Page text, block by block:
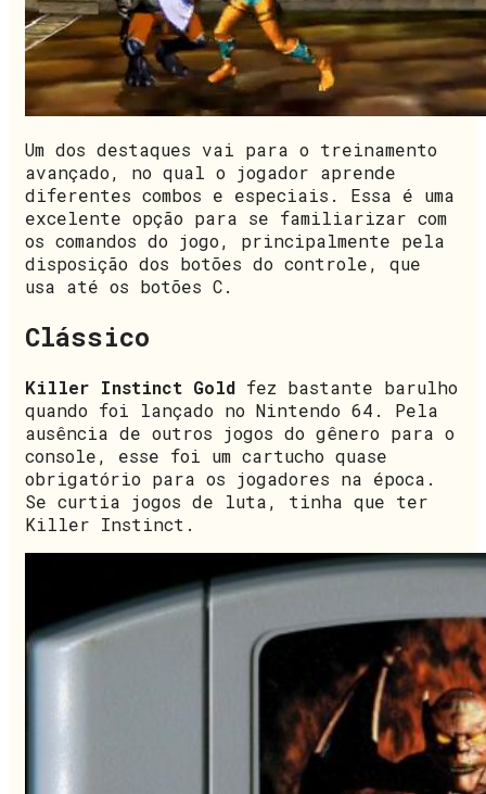
Um dos destaques vai para o treinamento
avançado, no qual o jogador aprende
diferentes combos e especiais. Essa é uma
excelente opção para se familiarizar com
os comandos do jogo, principalmente pela
disposição dos botões do controle, que
usa até os botões C.
Clássico
Killer Instinct Gold fez bastante barulho
quando foi lançado no Nintendo 64. Pela
ausência de outros jogos do gênero para o
console, esse foi um cartucho quase
obrigatório para os jogadores na época.
Se curtia jogos de luta, tinha que ter
Killer Instinct.